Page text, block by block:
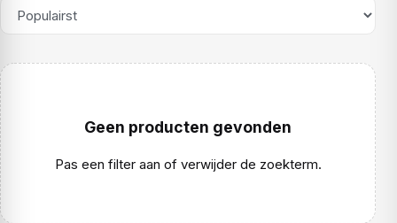
Geen producten gevonden
Pas een filter aan of verwijder de zoekterm.